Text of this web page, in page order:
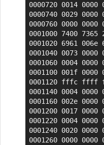
0000720 0014 0000
0000740 0029 0000
0000760 0000 0000
0001000 7400 7365
0001020 6961 006e
0001040 0073 0000
0001060 0004
0001100 001f 0000
0001120 fffc ffff
0001140 0004
0001160 002e 0000
0001200 0017 0000
0001220 0004
0001240 0020 0000
0001260 0000 0000